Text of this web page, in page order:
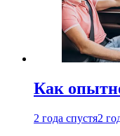
Как
2 года спустя2